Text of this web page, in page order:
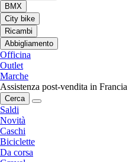
BMX
City bike
Ricambi
Abbigliamento
Officina
Outlet
Marche
Assistenza post-vendita in Francia
Cerca
Saldi
Novità
Caschi
Biciclette
Da corsa